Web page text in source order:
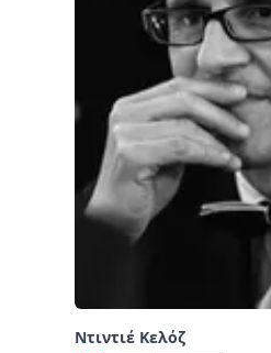
Ντιντιέ Κελόζ